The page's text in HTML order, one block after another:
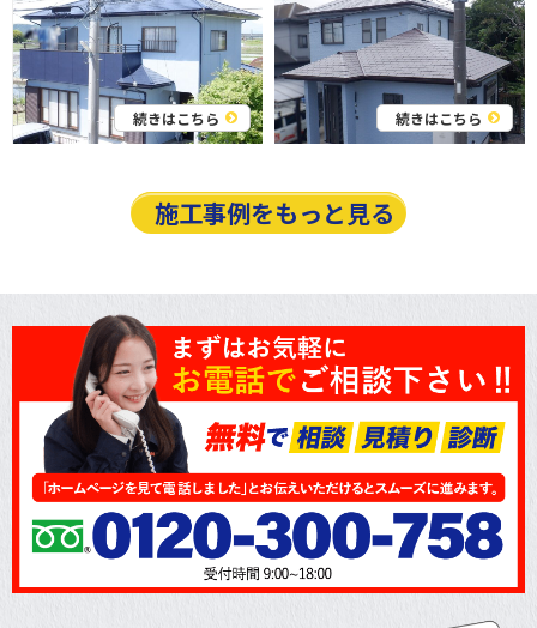
続きはこちら 続きはこちら
施工事例をもっと見る